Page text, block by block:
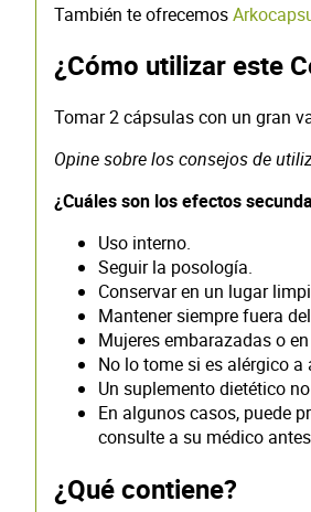
También te ofrecemos
¿Cómo utilizar este
Tomar 2 cápsulas con un gran
Opine sobre los consejos de
¿Cuáles son los efectos
Uso interno.
Seguir la posología.
Conservar en un lugar
Mantener siempre fuera
Mujeres embarazadas o
No lo tome si es alérgico
Un suplemento dietético
En algunos casos, puede
consulte a su médico
¿Qué contiene?